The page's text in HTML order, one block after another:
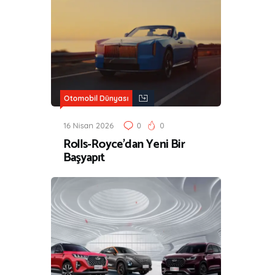
Otomobil Dünyası
16 Nisan 2026 0 0
Rolls-Royce’dan Yeni Bir
Başyapıt